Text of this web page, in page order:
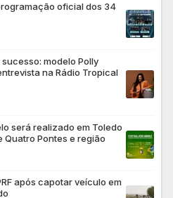
oficial dos 34
modelo Polly
na Rádio Tropical
será realizado em Toledo
Pontes e região
após capotar veículo em